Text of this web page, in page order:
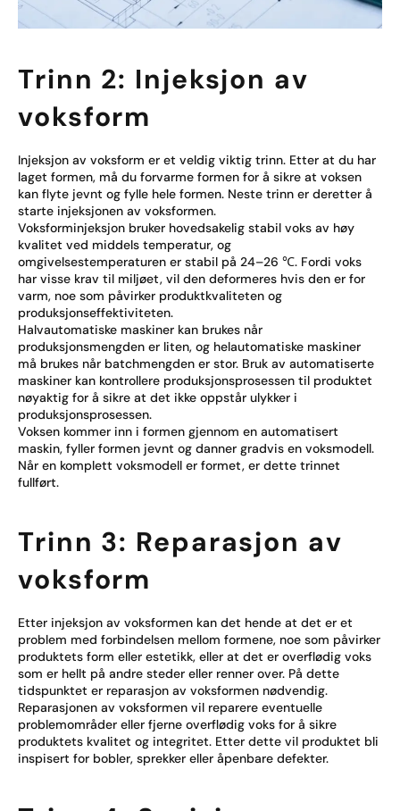
Trinn 2: Injeksjon av
voksform
Injeksjon av voksform er et veldig viktig trinn. Etter at du har
laget formen, må du forvarme formen for å sikre at voksen
kan flyte jevnt og fylle hele formen. Neste trinn er deretter å
starte injeksjonen av voksformen.
Voksforminjeksjon bruker hovedsakelig stabil voks av høy
kvalitet ved middels temperatur, og
omgivelsestemperaturen er stabil på 24–26 ℃. Fordi voks
har visse krav til miljøet, vil den deformeres hvis den er for
varm, noe som påvirker produktkvaliteten og
produksjonseffektiviteten.
Halvautomatiske maskiner kan brukes når
produksjonsmengden er liten, og helautomatiske maskiner
må brukes når batchmengden er stor. Bruk av automatiserte
maskiner kan kontrollere produksjonsprosessen til produktet
nøyaktig for å sikre at det ikke oppstår ulykker i
produksjonsprosessen.
Voksen kommer inn i formen gjennom en automatisert
maskin, fyller formen jevnt og danner gradvis en voksmodell.
Når en komplett voksmodell er formet, er dette trinnet
fullført.
Trinn 3: Reparasjon av
voksform
Etter injeksjon av voksformen kan det hende at det er et
problem med forbindelsen mellom formene, noe som påvirker
produktets form eller estetikk, eller at det er overflødig voks
som er hellt på andre steder eller renner over. På dette
tidspunktet er reparasjon av voksformen nødvendig.
Reparasjonen av voksformen vil reparere eventuelle
problemområder eller fjerne overflødig voks for å sikre
produktets kvalitet og integritet. Etter dette vil produktet bli
inspisert for bobler, sprekker eller åpenbare defekter.